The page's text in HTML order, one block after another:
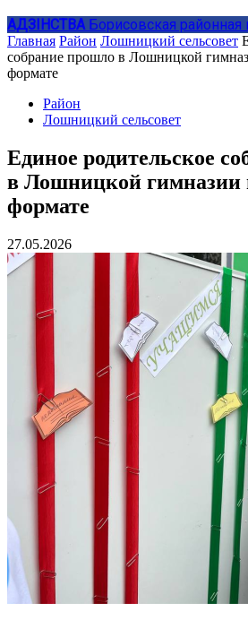
АДЗIНСТВА Борисовская районная
Главная Район Лошницкий сельсовет
собрание прошло в Лошницкой
формате
Район
Лошницкий сельсовет
Единое родительское
в Лошницкой гимназии
формате
27.05.2026